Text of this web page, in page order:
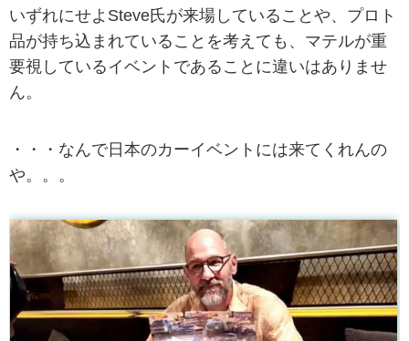
いずれにせよSteve氏が来場していることや、プロト
品が持ち込まれていることを考えても、マテルが重
要視しているイベントであることに違いはありませ
ん。
・・・なんで日本のカーイベントには来てくれんの
や。。。